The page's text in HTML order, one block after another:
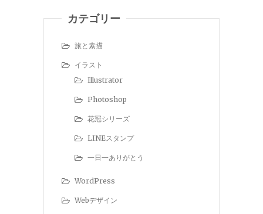
カテゴリー
旅と素描
イラスト
Illustrator
Photoshop
花冠シリーズ
LINEスタンプ
一日一ありがとう
WordPress
Webデザイン